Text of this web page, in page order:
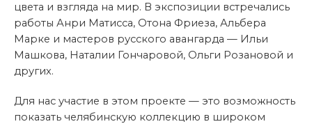
цвета и взгляда на мир. В экспозиции встречались
работы Анри Матисса, Отона Фриеза, Альбера
Марке и мастеров русского авангарда — Ильи
Машкова, Наталии Гончаровой, Ольги Розановой и
других.
Для нас участие в этом проекте — это возможность
показать челябинскую коллекцию в широком